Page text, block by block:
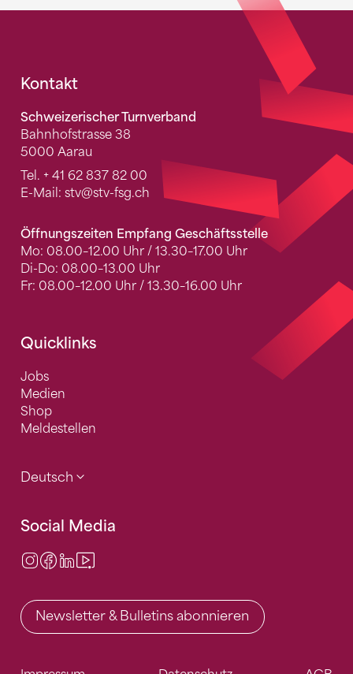
Fusszeile
Kontakt
Schweizerischer Turnverband
Bahnhofstrasse 38
5000 Aarau
Tel. + 41 62 837 82 00
E-Mail: stv@stv-fsg.ch
Öffnungszeiten Empfang Geschäftsstelle
Mo: 08.00–12.00 Uhr / 13.30–17.00 Uhr
Di-Do: 08.00–13.00 Uhr
Fr: 08.00–12.00 Uhr / 13.30–16.00 Uhr
Quicklinks
Jobs
Medien
Shop
Meldestellen
Deutsch
Social Media
Instagram
Facebook
LinkedIn
Newsletter & Bulletins abonnieren